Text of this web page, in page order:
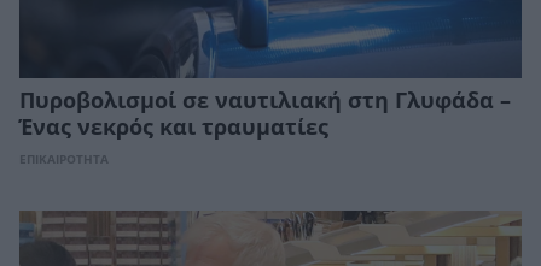
Πυροβολισμοί σε ναυτιλιακή στη Γλυφάδα –
Ένας νεκρός και τραυματίες
ΕΠΙΚΑΙΡΟΤΗΤΑ